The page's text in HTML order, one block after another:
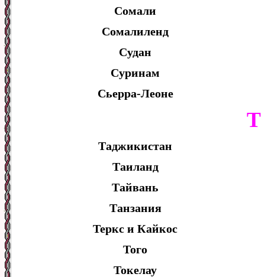
Сомали
Сомалиленд
Судан
Суринам
Сьерра-Леоне
Т
Таджикистан
Таиланд
Тайвань
Танзания
Теркс и Кайкос
Того
Токелау